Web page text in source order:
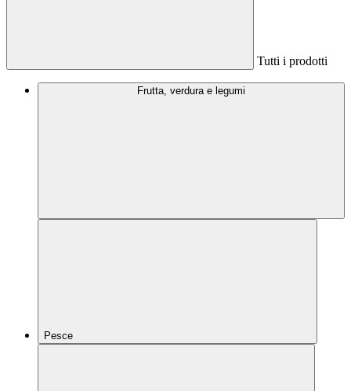
Tutti i prodotti
Frutta, verdura e legumi
Pesce